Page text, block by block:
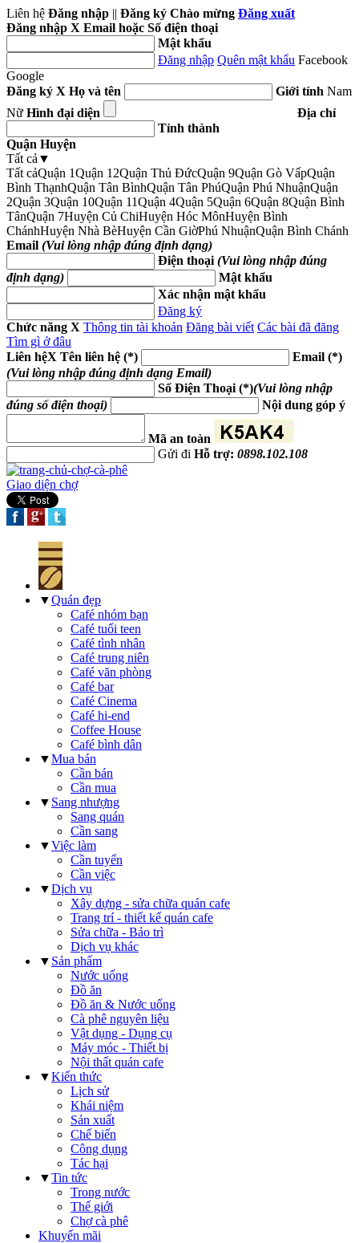
Liên hệ Đăng nhập || Đăng ký Chào mừng Đăng xuất
Đăng nhập X Email hoặc Số điện thoại
Mật khẩu
Đăng nhập Quên mật khẩu Facebook
Google
Đăng ký X Họ và tên Giới tính Nam
Nữ Hình đại diện
Địa chỉ
Tỉnh thành
Quận Huyện
Tất cả ▼
Tất cảQuận 1Quận 12Quận Thủ ĐứcQuận 9Quận Gò VấpQuận
Bình ThạnhQuận Tân BìnhQuận Tân PhúQuận Phú NhuậnQuận
2Quận 3Quận 10Quận 11Quận 4Quận 5Quận 6Quận 8Quận Bình
TânQuận 7Huyện Củ ChiHuyện Hóc MônHuyện Bình
ChánhHuyện Nhà BèHuyện Cần GiờPhú NhuậnQuận Bình Chánh
Email (Vui lòng nhập đúng định dạng)
Điện thoại (Vui lòng nhập đúng
định dạng)
Mật khẩu
Xác nhận mật khẩu
Đăng ký
Chức năng X Thông tin tài khoản Đăng bài viết Các bài đã đăng
Tìm gì ở đâu
Liên hệX Tên liên hệ (*)
Email (*)
(Vui lòng nhập đúng định dạng Email)
Số Điện Thoại (*)(Vui lòng nhập
đúng số điện thoại)
Nội dung góp ý
Mã an toàn
Gửi đi Hỗ trợ: 0898.102.108
Giao diện chợ
▼Quán đẹp
Café nhóm bạn
Café tuổi teen
Café tình nhân
Café trung niên
Café văn phòng
Café bar
Café Cinema
Café hi-end
Coffee House
Café bình dân
▼Mua bán
Cần bán
Cần mua
▼ Sang nhượng
Sang quán
Cần sang
▼Việc làm
Cần tuyển
Cần việc
▼Dịch vụ
Xây dựng - sửa chữa quán cafe
Trang trí - thiết kế quán cafe
Sửa chữa - Bảo trì
Dịch vụ khác
▼ Sản phẩm
Nước uống
Đồ ăn
Đồ ăn & Nước uống
Cà phê nguyên liệu
Vật dụng - Dụng cụ
Máy móc - Thiết bị
Nội thất quán cafe
▼Kiến thức
Lịch sử
Khái niệm
Sản xuất
Chế biến
Công dụng
Tác hại
▼Tin tức
Trong nước
Thế giới
Chợ cà phê
Khuyến mãi